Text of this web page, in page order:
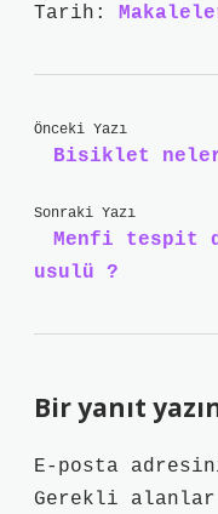
Tarih:
Önceki Yazı
Bisiklet
Sonraki Yazı
Menfi tespit
usulü ?
Bir yanıt
E-posta
Gerekli alanlar